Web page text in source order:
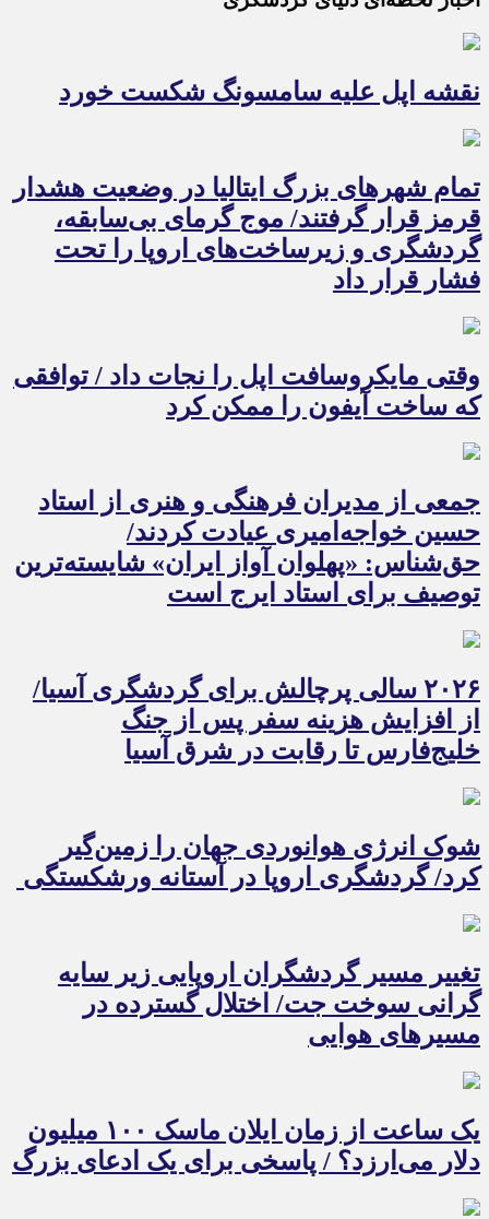
نقشه اپل علیه سامسونگ شکست خورد
تمام شهرهای بزرگ ایتالیا در وضعیت هشدار
قرمز قرار گرفتند/ موج گرمای بی‌سابقه،
گردشگری و زیرساخت‌های اروپا را تحت
فشار قرار داد
وقتی مایکروسافت اپل را نجات داد / توافقی
که ساخت آیفون را ممکن کرد
جمعی از مدیران فرهنگی و هنری از استاد
حسین خواجه‌امیری عیادت کردند/
حق‌شناس: «پهلوان آواز ایران» شایسته‌ترین
توصیف برای استاد ایرج است
۲۰۲۶ سالی پرچالش برای گردشگری آسیا/
از افزایش هزینه سفر پس از جنگ
خلیج‌فارس تا رقابت در شرق آسیا
شوک انرژی هوانوردی جهان را زمین‌گیر
کرد/ گردشگری اروپا در آستانه ورشکستگی
تغییر مسیر گردشگران اروپایی زیر سایه
گرانی سوخت جت/ اختلال گسترده در
مسیرهای هوایی
یک ساعت از زمان ایلان ماسک ۱۰۰ میلیون
دلار می‌ارزد؟ / پاسخی برای یک ادعای بزرگ